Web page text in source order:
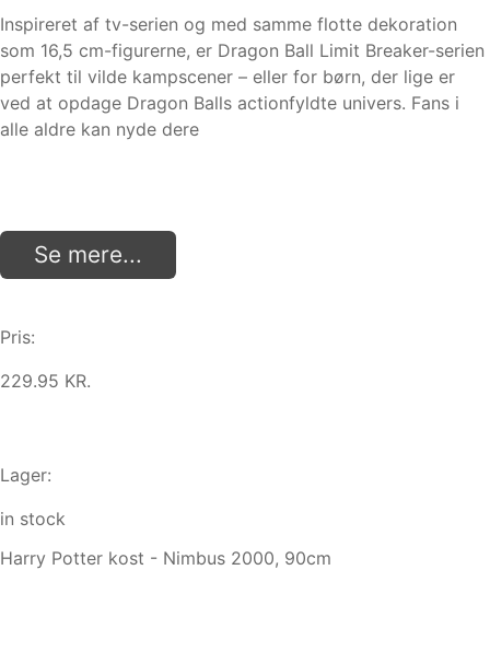
Inspireret af tv-serien og med samme flotte dekoration
som 16,5 cm-figurerne, er Dragon Ball Limit Breaker-serien
perfekt til vilde kampscener – eller for børn, der lige er
ved at opdage Dragon Balls actionfyldte univers. Fans i
alle aldre kan nyde dere
Se mere...
Pris:
229.95 KR.
Lager:
in stock
Harry Potter kost - Nimbus 2000, 90cm